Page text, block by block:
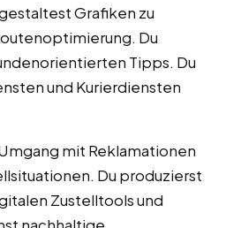
Grafiken zu
Du
Tipps. Du
und Kurierdiensten
mit Reklamationen
Du produzierst
Zustelltools und